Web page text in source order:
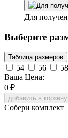
Для
Выберите
Таблица размеров
54 56 58
Ваша Цена:
0 ₽
добавить в корзину
Собери комплект